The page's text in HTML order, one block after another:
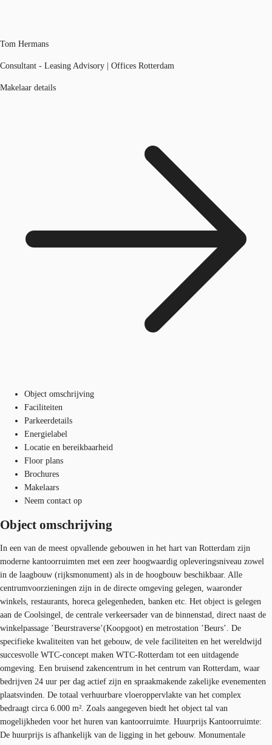
Tom Hermans
Consultant - Leasing Advisory | Offices Rotterdam
Makelaar details
Object omschrijving
Faciliteiten
Parkeerdetails
Energielabel
Locatie en bereikbaarheid
Floor plans
Brochures
Makelaars
Neem contact op
Object omschrijving
In een van de meest opvallende gebouwen in het hart van Rotterdam zijn
moderne kantoorruimten met een zeer hoogwaardig opleveringsniveau zowel
in de laagbouw (rijksmonument) als in de hoogbouw beschikbaar. Alle
centrumvoorzieningen zijn in de directe omgeving gelegen, waaronder
winkels, restaurants, horeca gelegenheden, banken etc. Het object is gelegen
aan de Coolsingel, de centrale verkeersader van de binnenstad, direct naast de
winkelpassage ’Beurstraverse’(Koopgoot) en metrostation ’Beurs’. De
specifieke kwaliteiten van het gebouw, de vele faciliteiten en het wereldwijd
succesvolle WTC-concept maken WTC-Rotterdam tot een uitdagende
omgeving. Een bruisend zakencentrum in het centrum van Rotterdam, waar
bedrijven 24 uur per dag actief zijn en spraakmakende zakelijke evenementen
plaatsvinden. De totaal verhuurbare vloeroppervlakte van het complex
bedraagt circa 6.000 m². Zoals aangegeven biedt het object tal van
mogelijkheden voor het huren van kantoorruimte. Huurprijs Kantoorruimte:
De huurprijs is afhankelijk van de ligging in het gebouw. Monumentale